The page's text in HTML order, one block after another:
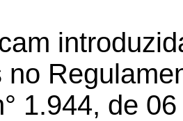
no
1.944, de